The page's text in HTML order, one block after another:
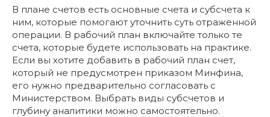
В плане счетов есть основные счета и субсчета к
ним, которые помогают уточнить суть отраженной
операции. В рабочий план включайте только те
счета, которые будете использовать на практике.
Если вы хотите добавить в рабочий план счет,
который не предусмотрен приказом Минфина,
его нужно предварительно согласовать с
Министерством. Выбрать виды субсчетов и
глубину аналитики можно самостоятельно.